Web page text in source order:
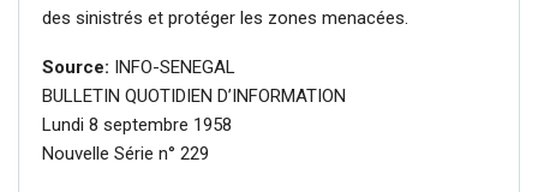
des sinistrés et protéger les zones menacées.
Source: INFO-SENEGAL
BULLETIN QUOTIDIEN D’INFORMATION
Lundi 8 septembre 1958
Nouvelle Série n° 229